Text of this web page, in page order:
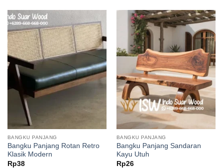
BANGKU PANJANG
Bangku Panjang Rotan Retro
Klasik Modern
Rp38
BANGKU PANJANG
Bangku Panjang Sandaran
Kayu Utuh
Rp26